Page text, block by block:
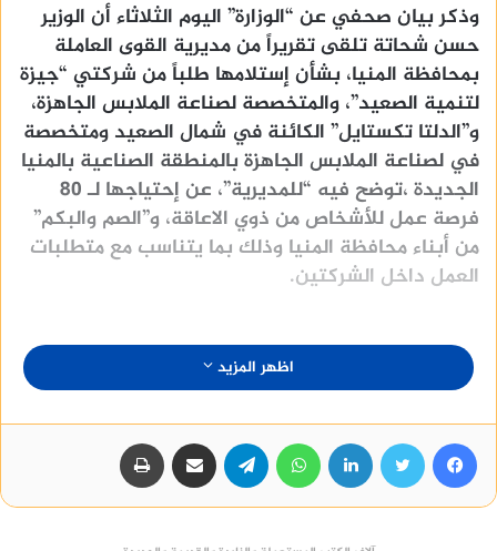
وذكر بيان صحفي عن “الوزارة” اليوم الثلاثاء أن الوزير
حسن شحاتة تلقى تقريراً من مديرية القوى العاملة
بمحافظة المنيا، بشأن إستلامها طلباً من شركتي “جيزة
لتنمية الصعيد”، والمتخصصة لصناعة الملابس الجاهزة،
و”الدلتا تكستايل” الكائنة في شمال الصعيد ومتخصصة
في لصناعة الملابس الجاهزة بالمنطقة الصناعية بالمنيا
الجديدة ،توضح فيه “للمديرية”، عن إحتياجها لـ 80
فرصة عمل للأشخاص من ذوي الاعاقة، و”الصم والبكم”
من أبناء محافظة المنيا وذلك بما يتناسب مع متطلبات
العمل داخل الشركتين.
الاهتمام بملف ذوي الإعاقة وحصرهم..
وأوضح محمد صلاح مدير مديرية القوى العاملة بالمنيا
فى تقريره للوزارة، أن المديرية تتواصل مع “الشركتين”
لإرسال إسماء من طالبي العمل من “ذوي الهمم”، وقال
اظهر المزيد